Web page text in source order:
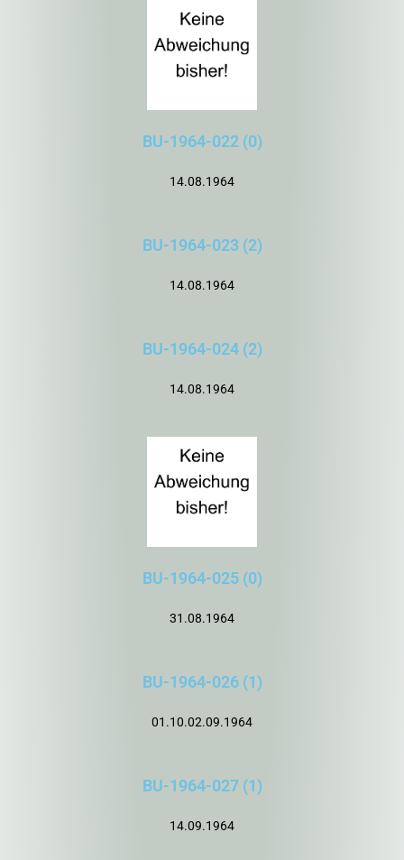
BU-1964-022 (0)
14.08.1964
BU-1964-023 (2)
14.08.1964
BU-1964-024 (2)
14.08.1964
BU-1964-025 (0)
31.08.1964
BU-1964-026 (1)
01.10.02.09.1964
BU-1964-027 (1)
14.09.1964